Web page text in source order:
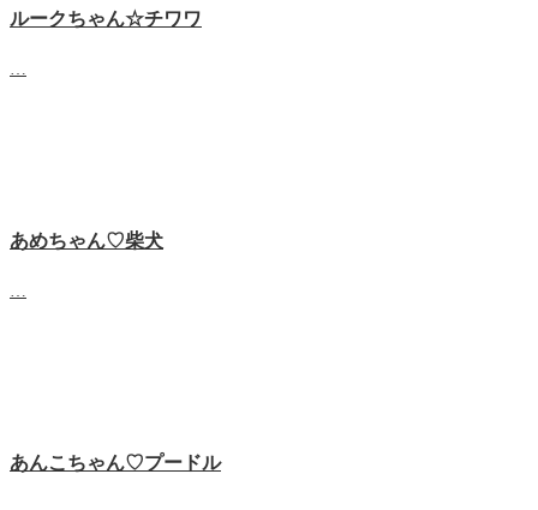
ルークちゃん☆チワワ
あめちゃん♡‬柴犬
あんこちゃん♡‬プードル